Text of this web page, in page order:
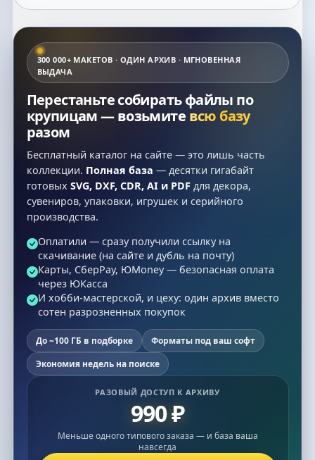
300 000+ МАКЕТОВ · ОДИН АРХИВ · МГНОВЕННАЯ
ВЫДАЧА
Перестаньте собирать файлы по
крупицам — возьмите всю базу
разом
Бесплатный каталог на сайте — это лишь часть
коллекции. Полная база — десятки гигабайт
готовых SVG, DXF, CDR, AI и PDFдля декора,
сувениров, упаковки, игрушек и серийного
производства.
Оплатили — сразу получили ссылку на
скачивание (на сайте и дубль на почту)
Карты, СберPay, ЮMoney — безопасная оплата
через ЮКасса
И хобби-мастерской, и цеху: один архив вместо
сотен разрозненных покупок
До ~100 ГБ в подборке
Форматы под ваш софт
Экономия недель на поиске
РАЗОВЫЙ ДОСТУП К АРХИВУ
990 ₽
Меньше одного типового заказа — и база ваша
навсегда